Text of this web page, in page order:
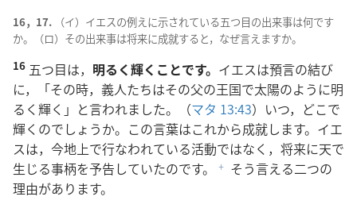
16，17. （イ）イエスの例えに示されている五つ目の出来事は何です
か。（ロ）その出来事は将来に成就すると，なぜ言えますか。
16 五つ目は， 明るく輝くことです。 イエスは預言の結び
に，「その時，義人たちはその父の王国で太陽のように明
るく輝く」と言われました。（マタ 13:43）いつ，どこで
輝くのでしょうか。この言葉はこれから成就します。イエ
スは，今地上で行なわれている活動ではなく，将来に天で
生じる事柄を予告していたのです。
f そう言える二つの
理由があります。